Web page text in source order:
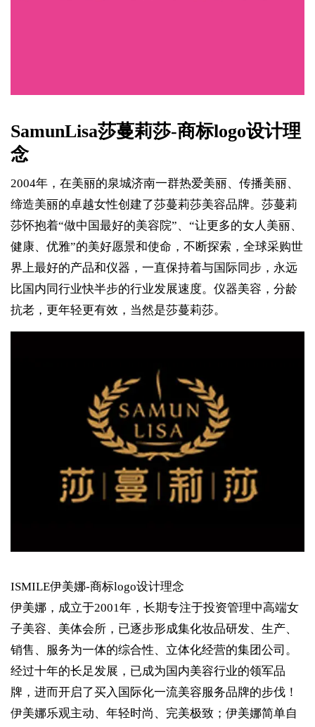
SamunLisa莎蔓莉莎-商标logo设计理
念
2004年，在美丽的泉城济南一群热爱美丽、传播美丽、
缔造美丽的卓越女性创建了莎蔓莉莎美容品牌。莎蔓莉
莎怀抱着“做中国最好的美容院”、“让更多的女人美丽、
健康、优雅”的美好愿景和使命，不断探索，全球采购世
界上最好的产品和仪器，一直保持着与国际同步，永远
比国内同行业快半步的行业发展速度。仪器美容，分龄
抗老，更年轻更有效，当然是莎蔓莉莎。
ISMILE伊美娜-商标logo设计理念
伊美娜，成立于2001年，长期专注于投资管理中高端女
子美容、美体会所，已逐步形成集化妆品研发、生产、
销售、服务为一体的综合性、立体化经营的集团公司。
经过十年的长足发展，已成为国内美容行业的领军品
牌，进而开启了买入国际化一流美容服务品牌的步伐！
伊美娜乐观主动、年轻时尚、完美极致；伊美娜简单自